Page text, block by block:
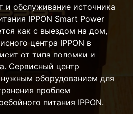
и обслуживание источника
IPPON Smart Power
как с выездом на дом,
центра IPPON в
от типа поломки и
Сервисный центр
нужным оборудованием для
проблем
питания IPPON.